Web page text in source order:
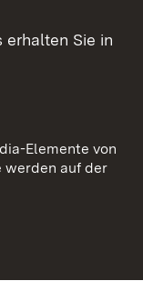
erhalten Sie in
Elemente von
werden auf der